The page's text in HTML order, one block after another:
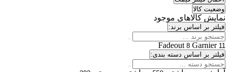
وضعیت کالا
نمایش کالاهای موجود
فیلتر بر اساس برند:
Fadeout 8 Garnier 11
فیلتر بر اساس دسته بندی: